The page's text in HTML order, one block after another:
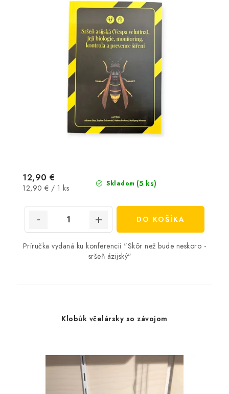
Skladom (5 ks)
12,90 €
Jednotková
12,90 € / 1 ks
DO KOŠÍKA
Príručka vydaná ku konferencii "Skôr než bude neskoro -
sršeň ázijský"
Klobúk včelársky so závojom